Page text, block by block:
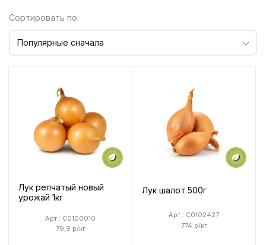
Сортировать по:
Популярные сначала
Лук репчатый новый
урожай 1кг
79,9 р/кг
Арт.: C0100010
Лук шалот 500г
774 р/кг
Арт.: C0102427